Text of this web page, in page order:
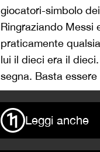
giocatori-simbolo
Ringraziando Messi
praticamente
lui il dieci era il
segna. Basta
Leggi anche